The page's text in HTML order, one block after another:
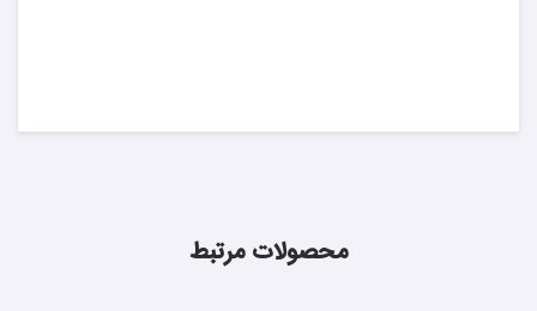
محصولات مرتبط